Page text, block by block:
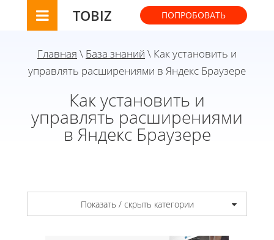
TOBIZ ПОПРОБОВАТЬ
Главная \ База знаний \ Как установить и
управлять расширениями в Яндекс Браузере
Как установить и
управлять расширениями
в Яндекс Браузере
Показать / скрыть категории